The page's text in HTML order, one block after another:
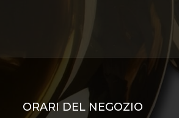
ORARI DEL NEGOZIO